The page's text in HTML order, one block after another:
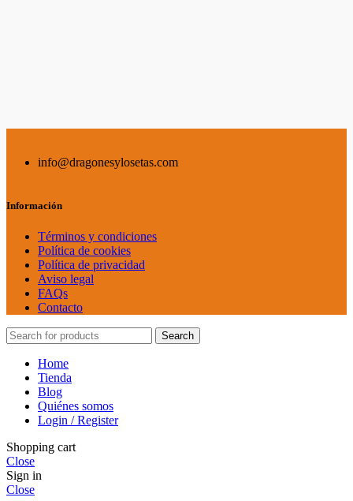
info@dragonesylosetas.com
Información
Términos y condiciones
Política de cookies
Política de privacidad
Aviso legal
FAQs
Contacto
Search
Home
Tienda
Blog
Quiénes somos
Login / Register
Shopping cart
Close
Sign in
Close